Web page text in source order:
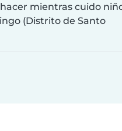
mientras cuido
(Distrito de Santo